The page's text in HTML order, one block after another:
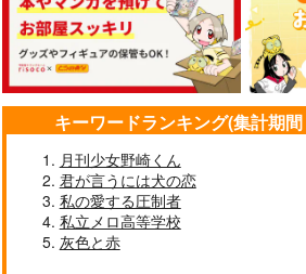
Ray of hope
円（税込）
canvas２(トレペ巻き)
Sophia
キーワードランキング(集計期
月刊少女野崎くん
君が言うには犬の恋
私の愛する圧制者
私立メロ高等学校
灰色と赤